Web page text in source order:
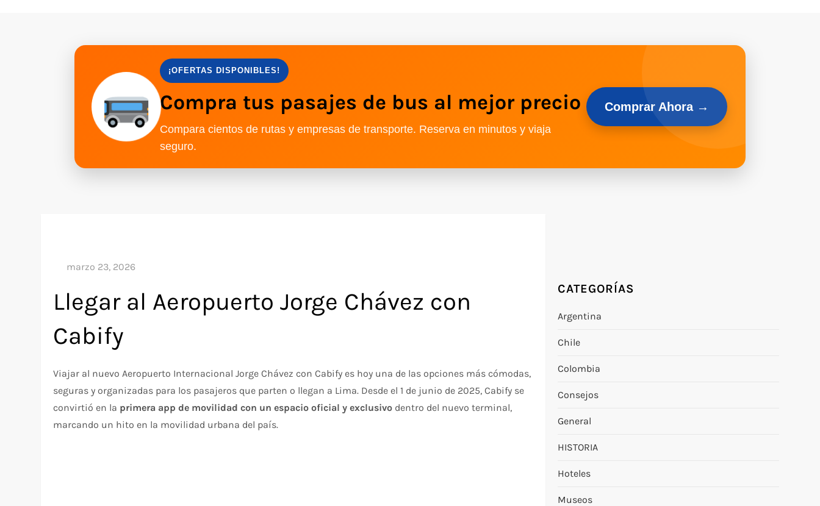
¡OFERTAS DISPONIBLES!
Compra tus pasajes de bus al mejor precio
Compara cientos de rutas y empresas de transporte. Reserva en minutos y viaja
seguro.
Comprar Ahora →
Llegar al Aeropuerto Jorge Chávez con
Cabify
Viajar al nuevo Aeropuerto Internacional Jorge Chávez con Cabify es hoy una de las opciones más cómodas,
seguras y organizadas para los pasajeros que parten o llegan a Lima. Desde el 1 de junio de 2025, Cabify se
convirtió en la primera app de movilidad con un espacio oficial y exclusivo dentro del nuevo terminal,
marcando un hito en la movilidad urbana del país.​
CATEGORÍAS
Argentina
Chile
Colombia
Consejos
General
HISTORIA
Hoteles
Museos